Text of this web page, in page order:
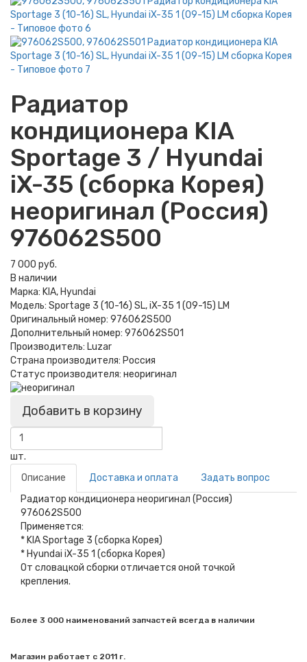
Радиатор
кондиционера KIA
Sportage 3 / Hyundai
iX-35 (сборка Корея)
неоригинал (Россия)
976062S500
7 000 руб.
В наличии
Марка: KIA, Hyundai
Модель: Sportage 3 (10-16) SL, iX-35 1 (09-15) LM
Оригинальный номер: 976062S500
Дополнительный номер: 976062S501
Производитель: Luzar
Страна производителя: Россия
Статус производителя: неоригинал
Добавить в корзину
шт.
Описание
Доставка и оплата
Задать вопрос
Радиатор кондиционера неоригинал (Россия)
976062S500
Применяется:
* KIA Sportage 3 (сборка Корея)
* Hyundai iX-35 1 (сборка Корея)
От словацкой сборки отличается оной точкой
крепления.
Более 3 000 наименований запчастей всегда в наличии
Магазин работает с 2011 г.